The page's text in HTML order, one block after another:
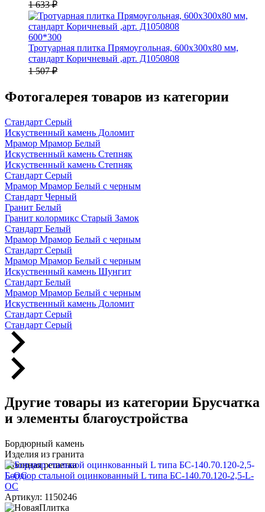
1 633 ₽
600*300
Тротуарная плитка Прямоугольная, 600х300х80 мм,
стандарт Коричневый ,арт. Д1050808
1 507 ₽
Фотогалерея товаров из категории
Стандарт Серый
Искуственный камень Доломит
Мрамор Мрамор Белый
Искуственный камень Степняк
Искуственный камень Степняк
Стандарт Серый
Мрамор Мрамор Белый с черным
Стандарт Черный
Гранит Белый
Гранит колормикс Старый Замок
Стандарт Белый
Мрамор Мрамор Белый с черным
Стандарт Серый
Мрамор Мрамор Белый с черным
Искуственный камень Шунгит
Стандарт Белый
Мрамор Мрамор Белый с черным
Искуственный камень Доломит
Стандарт Серый
Стандарт Серый
Другие товары из категории Брусчатка
и элементы благоустройства
Бордюрный камень
Изделия из гранита
Газонная решетка
Бордюр стальной оцинкованный L типа БС-140.70.120-2,5-L-
ОС
Артикул: 1150246